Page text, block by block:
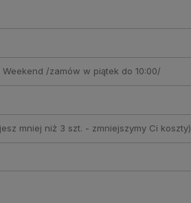
/zamów w piątek do 10:00/
mniej niż 3 szt. - zmniejszymy Ci koszty)